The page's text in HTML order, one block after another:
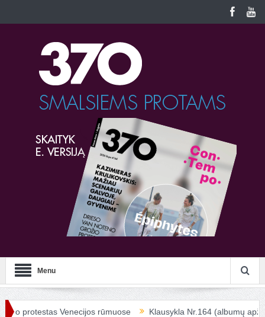
Menu
protestas Venecijos rūmuose Klausykla Nr.164 (albumų